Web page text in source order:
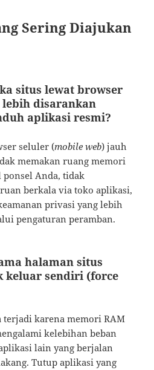
Sering Diajukan
situs lewat browser
disarankan
aplikasi resmi?
seluler (mobile web) jauh
memakan ruang memori
Anda, tidak
berkala via toko aplikasi,
privasi yang lebih
pengaturan peramban.
halaman situs
keluar sendiri (force
karena memori RAM
kelebihan beban
lain yang berjalan
Tutup aplikasi yang